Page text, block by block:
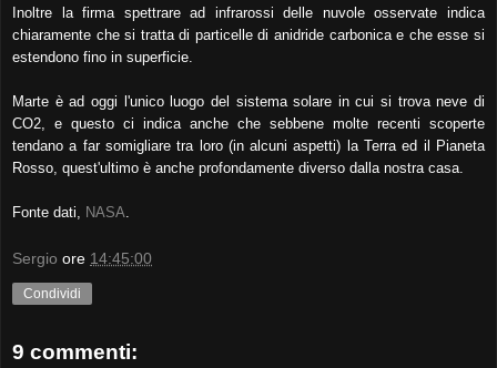
Inoltre la firma spettrare ad infrarossi delle nuvole osservate indica
chiaramente che si tratta di particelle di anidride carbonica e che esse si
estendono fino in superficie.
Marte è ad oggi l'unico luogo del sistema solare in cui si trova neve di
CO2, e questo ci indica anche che sebbene molte recenti scoperte
tendano a far somigliare tra loro (in alcuni aspetti) la Terra ed il Pianeta
Rosso, quest'ultimo è anche profondamente diverso dalla nostra casa.
Fonte dati, NASA
Sergio ore 14:45:00
Condividi
9 commenti: